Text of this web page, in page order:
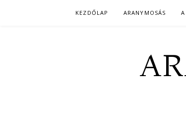
KEZDŐLAP ARANYMOSÁS